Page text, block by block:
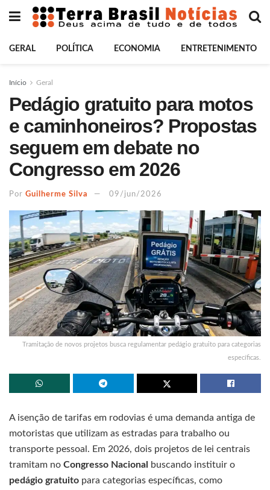
GERAL POLÍTICA ECONOMIA ENTRETENIMENTO
Início Geral
Pedágio gratuito para motos
e caminhoneiros? Propostas
seguem em debate no
Congresso em 2026
Por Guilherme Silva 09/jun/2026
Tramitação de novos projetos busca regulamentar pedágio gratuito para categorias
específicas.
A isenção de tarifas em rodovias é uma demanda antiga de
motoristas que utilizam as estradas para trabalho ou
transporte pessoal. Em 2026, dois projetos de lei centrais
tramitam no Congresso Nacional
buscando instituir o
pedágio gratuito para categorias específicas, como